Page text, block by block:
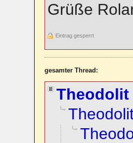
Grüße
Eintrag gesperrt
gesamter Thread:
Theodolit